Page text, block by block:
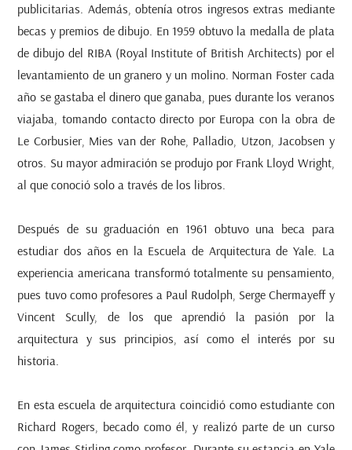
publicitarias. Además, obtenía otros ingresos extras mediante
becas y premios de dibujo. En 1959 obtuvo la medalla de plata
de dibujo del RIBA (Royal Institute of British Architects) por el
levantamiento de un granero y un molino. Norman Foster cada
año se gastaba el dinero que ganaba, pues durante los veranos
viajaba, tomando contacto directo por Europa con la obra de
Le Corbusier, Mies van der Rohe, Palladio, Utzon, Jacobsen y
otros. Su mayor admiración se produjo por Frank Lloyd Wright,
al que conoció solo a través de los libros.
Después de su graduación en 1961 obtuvo una beca para
estudiar dos años en la Escuela de Arquitectura de Yale. La
experiencia americana transformó totalmente su pensamiento,
pues tuvo como profesores a Paul Rudolph, Serge Chermayeff y
Vincent Scully, de los que aprendió la pasión por la
arquitectura y sus principios, así como el interés por su
historia.
En esta escuela de arquitectura coincidió como estudiante con
Richard Rogers, becado como él, y realizó parte de un curso